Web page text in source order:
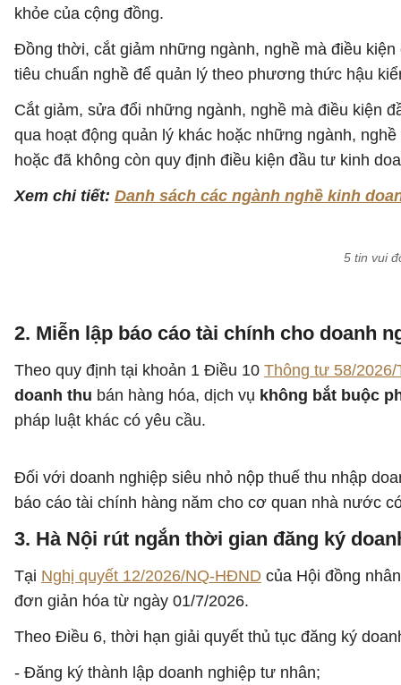
khỏe của cộng đồng.
Đồng thời, cắt giảm những ngành, nghề mà điều
tiêu chuẩn nghề để quản lý theo phương thức hậu
Cắt giảm, sửa đổi những ngành, nghề mà điều kiện
qua hoạt động quản lý khác hoặc những ngành,
hoặc đã không còn quy định điều kiện đầu tư kinh
Xem chi tiết: Danh sách các ngành nghề kinh
5 tin vui
2. Miễn lập báo cáo tài chính cho doanh
Theo quy định tại khoản 1 Điều 10 Thông tư 58/2026/
doanh thu bán hàng hóa, dịch vụ không bắt buộc
pháp luật khác có yêu cầu.
Đối với doanh nghiệp siêu nhỏ nộp thuế thu nhập
báo cáo tài chính hàng năm cho cơ quan nhà nước
3. Hà Nội rút ngắn thời gian đăng ký
Tại Nghị quyết 12/2026/NQ-HĐND của Hội đồng
đơn giản hóa từ ngày 01/7/2026.
Theo Điều 6, thời hạn giải quyết thủ tục đăng ký
- Đăng ký thành lập doanh nghiệp tư nhân;